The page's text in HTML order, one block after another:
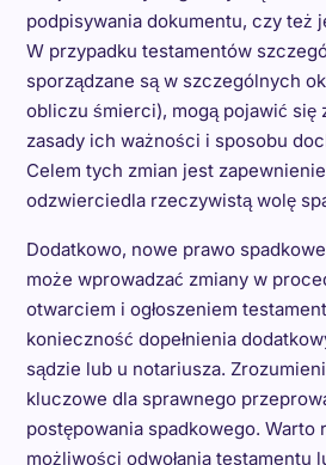
podpisywania dokumentu, czy też
W przypadku testamentów
sporządzane są w szczególnych
obliczu śmierci), mogą pojawić się
zasady ich ważności i sposobu
Celem tych zmian jest
odzwierciedla rzeczywistą wolę
Dodatkowo, nowe prawo
może wprowadzać zmiany w
otwarciem i ogłoszeniem
konieczność dopełnienia
sądzie lub u notariusza.
kluczowe dla sprawnego
postępowania spadkowego. Warto
możliwości odwołania testamentu